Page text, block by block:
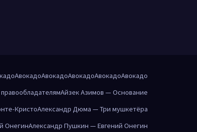
АвокадоАвокадоАвокадоАвокадоАвокадо
Айзек Азимов — Основание
КристоАлександр Дюма — Три мушкетёра
ОнегинАлександр Пушкин — Евгений Онегин